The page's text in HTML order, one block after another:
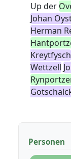
Up der
Johan
Herman
Kreytfysch
Wettzell
Personen